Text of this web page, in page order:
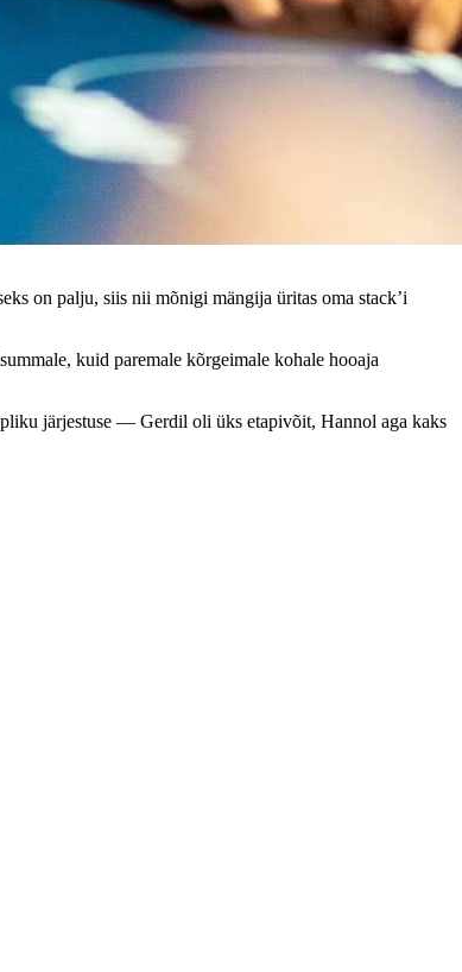
on palju, siis nii mõnigi mängija üritas oma stack’i
kuid paremale kõrgeimale kohale hooaja
järjestuse — Gerdil oli üks etapivõit, Hannol aga kaks